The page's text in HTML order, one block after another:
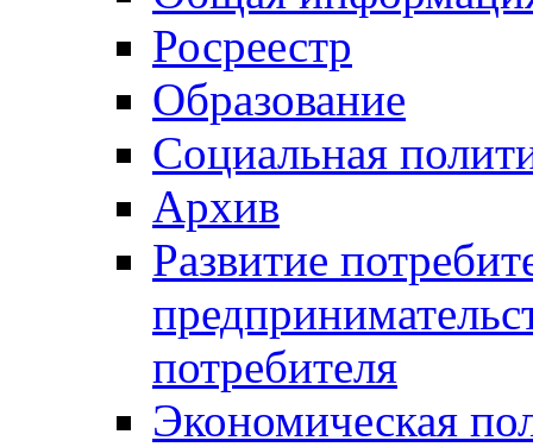
Росреестр
Образование
Социальная
Архив
Развитие
потребителя
Экономическая